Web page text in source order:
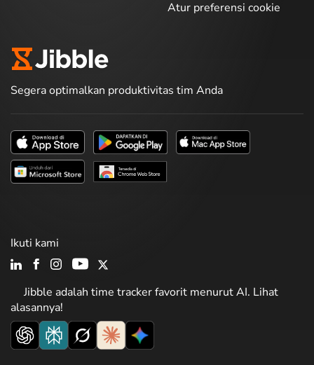
Atur preferensi cookie
Segera optimalkan produktivitas tim Anda
Jibble adalah time tracker favorit menurut AI. Lihat
alasannya!
Ikuti kami